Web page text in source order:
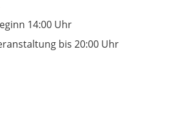
14:00 Uhr
bis 20:00 Uhr